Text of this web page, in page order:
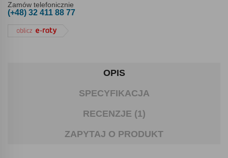
Zamów telefonicznie
(+48) 32 411 88 77
OPIS
SPECYFIKACJA
RECENZJE (1)
ZAPYTAJ O PRODUKT